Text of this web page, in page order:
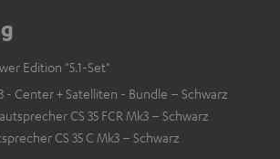
Edition "5.1-Set"
- Center + Satelliten - Bundle – Schwarz
CS 35 FCR Mk3 – Schwarz
CS 35 C Mk3 – Schwarz